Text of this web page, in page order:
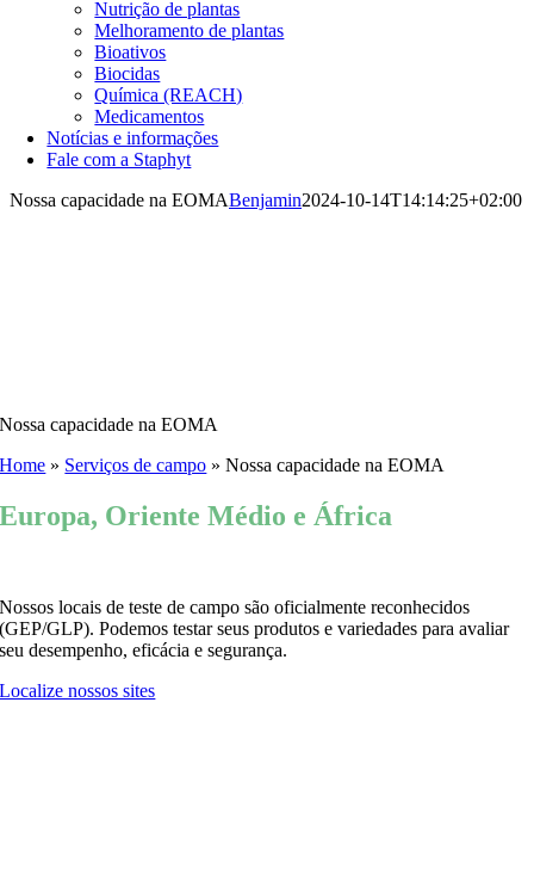
Nutrição de plantas
Melhoramento de plantas
Bioativos
Biocidas
Química (REACH)
Medicamentos
Notícias e informações
Fale com a Staphyt
Nossa capacidade na EOMABenjamin2024-10-14T14:14:25+02:00
Nossa capacidade na EOMA
Home » Serviços de campo »Nossa capacidade na EOMA
Europa, Oriente Médio e África
Nossos locais de teste de campo são oficialmente reconhecidos
(GEP/GLP). Podemos testar seus produtos e variedades para avaliar
seu desempenho, eficácia e segurança.
Localize nossos sites